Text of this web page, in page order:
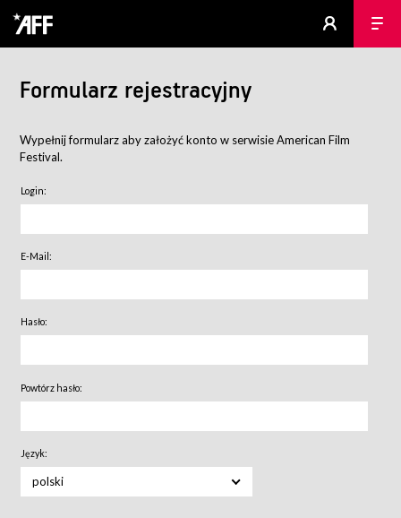
Formularz rejestracyjny
Wypełnij formularz aby założyć konto w serwisie American Film
Festival.
Login:
E-Mail:
Hasło:
Powtórz hasło:
Język:
polski